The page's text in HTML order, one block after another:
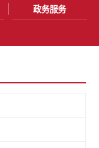
政务服务